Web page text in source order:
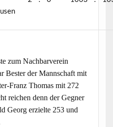
zum Nachbarverein
Bester der Mannschaft mit
Franz Thomas mit 272
reichen denn der Gegner
Georg erzielte 253 und